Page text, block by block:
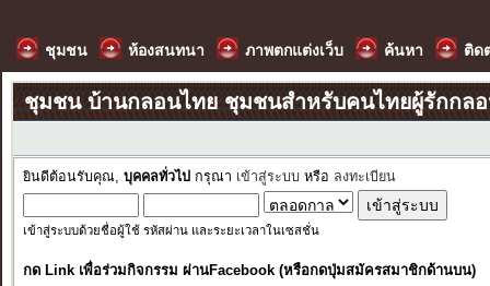
ชุมชน ห้องสนทนา ภาพตกแต่งเว็บ ค้นหา ติด
ชุมชน บ้านกลอนไทย ชุมชนสำหรับคนไทยผู้รักกล
ยินดีต้อนรับคุณ, บุคคลทั่วไป กรุณา เข้าสู่ระบบ หรือ ลงทะเบียน
เข้าสู่ระบบด้วยชื่อผู้ใช้ รหัสผ่าน และระยะเวลาในเซสชั่น
กด Link เพื่อร่วมกิจกรรม ผ่านFacebook (หรือกดปุ่มสมัครสมาชิกด้านบน)